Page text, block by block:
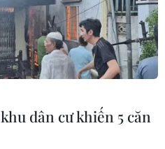
kề,
'nuốt' đất
dân cư khiến 5 căn